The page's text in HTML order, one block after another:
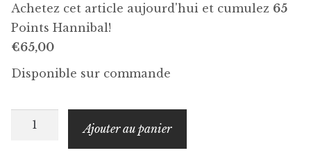
Achetez cet article aujourd'hui et cumulez 65
Points Hannibal!
€65,00
Disponible sur commande
quantité
Ajouter au panier